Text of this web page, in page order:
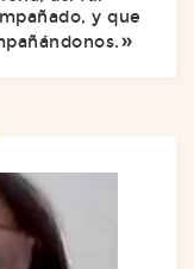
y que